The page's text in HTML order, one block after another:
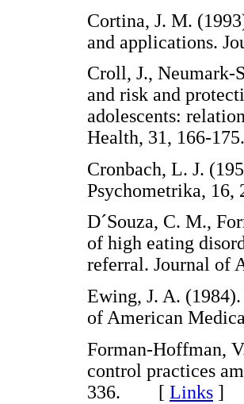
Cortina, J. M.
and applications.
Croll, J., Neumark-
and risk and
adolescents:
Health, 31, 166-
Cronbach, L. J.
Psychometrika,
D´Souza, C. M.,
of high eating
referral. Journal
Ewing, J. A.
of American
Forman-Hoffman,
control practices
336. [ Links ]